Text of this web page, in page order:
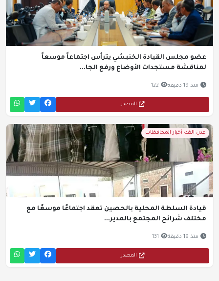
عضو مجلس القيادة الخنبشي يترأس اجتماعاً موسعاً
لمناقشة مستجدات الأوضاع ورفع الجا...
منذ 19 دقيقة 122
المصدر
عدن الغد- أخبار المحافظات
قيادة السلطة المحلية بالحصين تعقد اجتماعًا موسعًا مع
مختلف شرائح المجتمع بالمدير...
منذ 19 دقيقة 131
المصدر